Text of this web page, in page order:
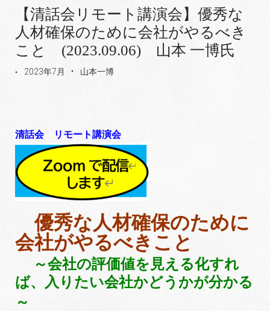
【清話会リモート講演会】優秀な
人材確保のために会社がやるべき
こと (2023.09.06) 山本 一博氏
2023年7月 山本一博
清話会 リモート講演会
優秀な人材確保のために
会社がやるべきこと
～会社の評価値を見える化すれ
ば、入りたい会社かどうかが分かる
～